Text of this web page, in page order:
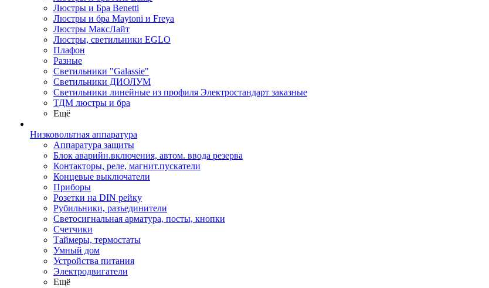
Люстры и Бра Benetti
Люстры и бра Maytoni и Freya
Люстры МаксЛайт
Люстры, светильники EGLO
Плафон
Разные
Светильники "Galassie"
Светильники ДИОЛУМ
Светильники линейные из профиля Электростандарт заказные
ТДМ люстры и бра
Ещё
Низковольтная аппаратура
Аппаратура защиты
Блок аварийн.включения, автом. ввода резерва
Контакторы, реле, магнит.пускатели
Концевые выключатели
Приборы
Розетки на DIN рейку
Рубильники, разъединители
Светосигнальная арматура, посты, кнопки
Счетчики
Таймеры, термостаты
Умный дом
Устройства питания
Электродвигатели
Ещё